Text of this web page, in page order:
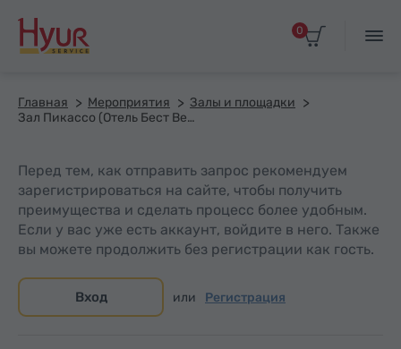
0
Главная Мероприятия
Залы и площадки
Зал Пикассо (Отель Бест Вестерн Плюс Конгресс)
Перед тем, как отправить запрос рекомендуем
зарегистрироваться на сайте, чтобы получить
преимущества и сделать процесс более удобным.
Если у вас уже есть аккаунт, войдите в него. Также
вы можете продолжить без регистрации как гость.
Вход или Регистрация